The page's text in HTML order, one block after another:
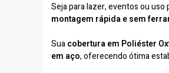
Seja para lazer, eventos ou uso
montagem rápida e sem
Suacobertura em Poliéster
em aço, oferecendo ótima